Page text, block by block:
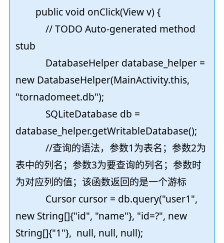
public void onClick(View v) {
// TODO Auto-generated method
stub
DatabaseHelper database_helper =
new DatabaseHelper(MainActivity.this,
"tornadomeet.db");
SQLiteDatabase db =
database_helper.getWritableDatabase();
//查询的语法，参数1为表名；参数2为
表中的列名；参数3为要查询的列名；参数时
为对应列的值；该函数返回的是一个游标
Cursor cursor = db.query("user1",
new String[]{"id", "name"}, "id=?", new
String[]{"1"}, null, null, null);